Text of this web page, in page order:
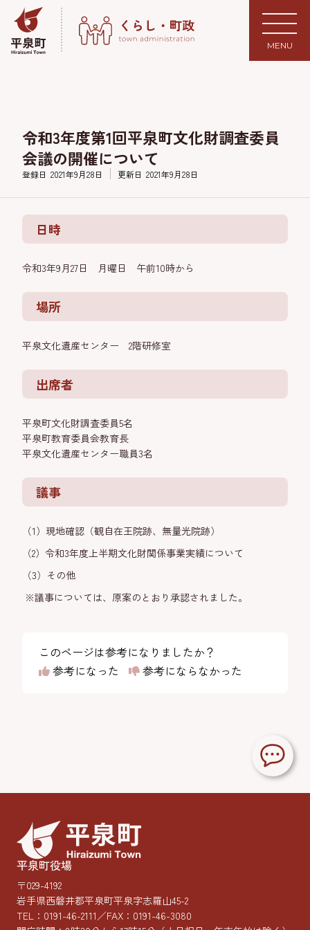
MENU
令和3年度第1回平泉町文化財調査委員
会議の開催について
登録日 2021年9月28日 更新日 2021年9月28日
日時
令和3年9月27日 月曜日 午前10時から
場所
平泉文化遺産センター 2階研修室
出席者
平泉町文化財調査委員5名
平泉町教育委員会教育長
平泉文化遺産センター職員3名
議事
（1）現地確認（観自在王院跡、無量光院跡）
（2）令和3年度上半期文化財関係事業実績について
（3）その他
※議事については、原案のとおり承認されました。
このページは参考になりましたか？
参考になった
参考にならなかった
平泉町役場
〒029-4192
岩手県西磐井郡平泉町平泉字志羅山45-2
TEL： 0191-46-2111／FAX：0191-46-3080